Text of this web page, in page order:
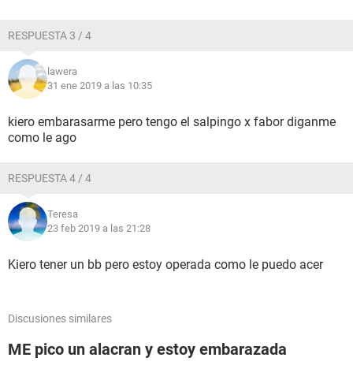
RESPUESTA 3 / 4
lawera
31 ene 2019 a las 10:35
kiero embarasarme pero tengo el salpingo x fabor diganme
como le ago
RESPUESTA 4 / 4
Teresa
23 feb 2019 a las 21:28
Kiero tener un bb pero estoy operada como le puedo acer
Discusiones similares
ME pico un alacran y estoy embarazada